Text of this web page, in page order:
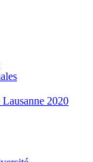
Lausanne 2020